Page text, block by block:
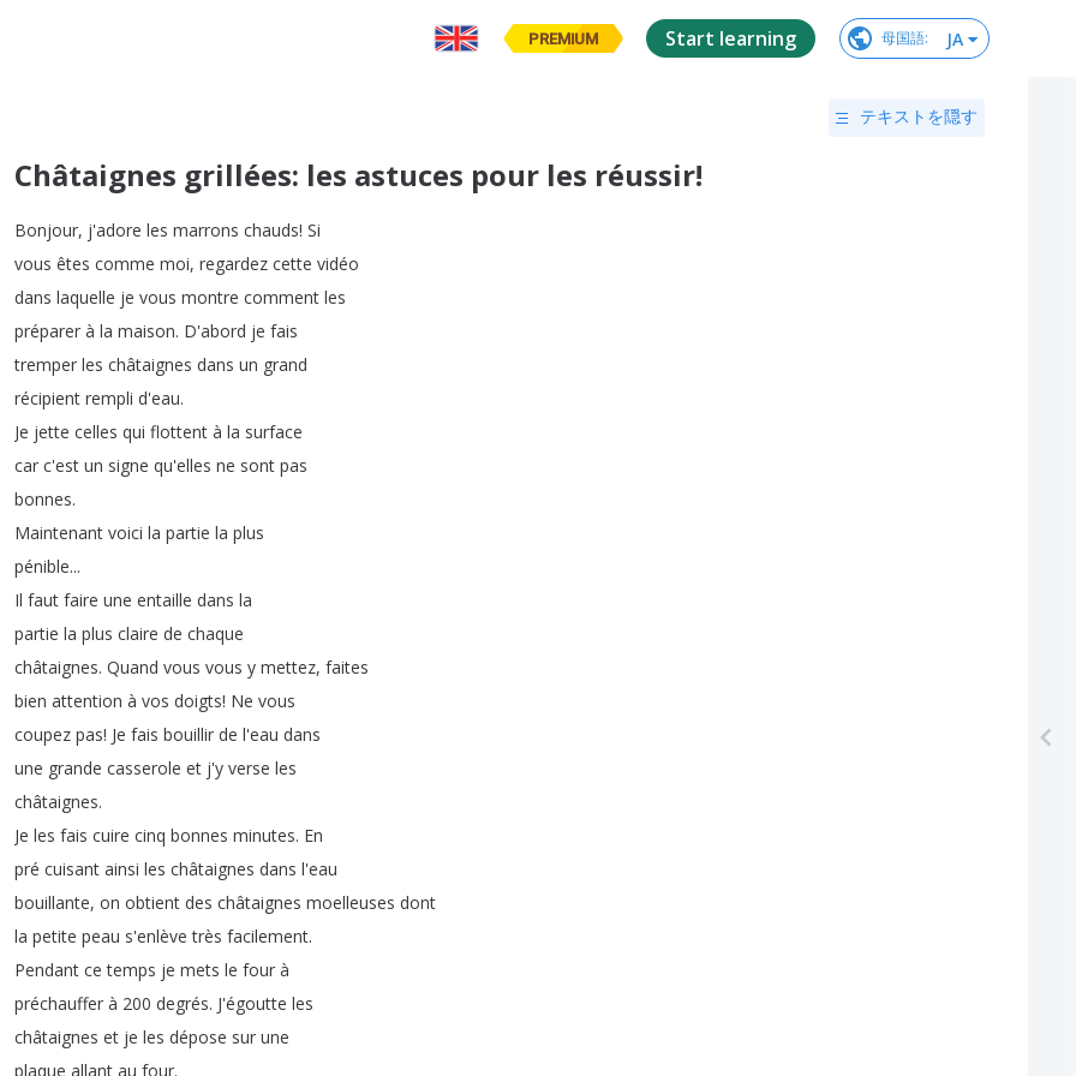
PREMIUM Start learning 母国語: JA
テキストを隠す
Châtaignes grillées: les astuces pour les réussir!
Bonjour, j'adore les marrons chauds! Si
vous êtes comme moi, regardez cette vidéo
dans laquelle je vous montre comment les
préparer à la maison. D'abord je fais
tremper les châtaignes dans un grand
récipient rempli d'eau.
Je jette celles qui flottent à la surface
car c'est un signe qu'elles ne sont pas
bonnes.
Maintenant voici la partie la plus
pénible...
Il faut faire une entaille dans la
partie la plus claire de chaque
châtaignes. Quand vous vous y mettez, faites
bien attention à vos doigts! Ne vous
coupez pas! Je fais bouillir de l'eau dans
une grande casserole et j'y verse les
châtaignes.
Je les fais cuire cinq bonnes minutes. En
pré cuisant ainsi les châtaignes dans l'eau
bouillante, on obtient des châtaignes moelleuses dont
la petite peau s'enlève très facilement.
Pendant ce temps je mets le four à
préchauffer à 200 degrés. J'égoutte les
châtaignes et je les dépose sur une
plaque allant au four.